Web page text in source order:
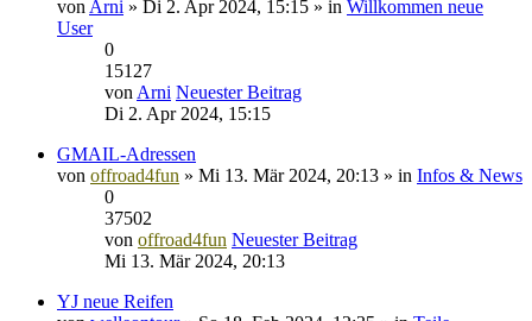
von Arni » Di 2. Apr 2024, 15:15 » in Willkommen neue
User
0
15127
von Arni Neuester Beitrag
Di 2. Apr 2024, 15:15
GMAIL-Adressen
von offroad4fun » Mi 13. Mär 2024, 20:13 » in Infos & News
0
37502
von offroad4fun Neuester Beitrag
Mi 13. Mär 2024, 20:13
YJ neue Reifen